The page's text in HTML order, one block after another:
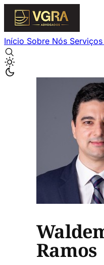
Início Sobre Nós Serviços
Ramos